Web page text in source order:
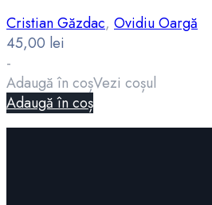
Cristian Găzdac, Ovidiu Oargă
45,00 lei
-
Adaugă în coșVezi coșul
Adaugă în coș